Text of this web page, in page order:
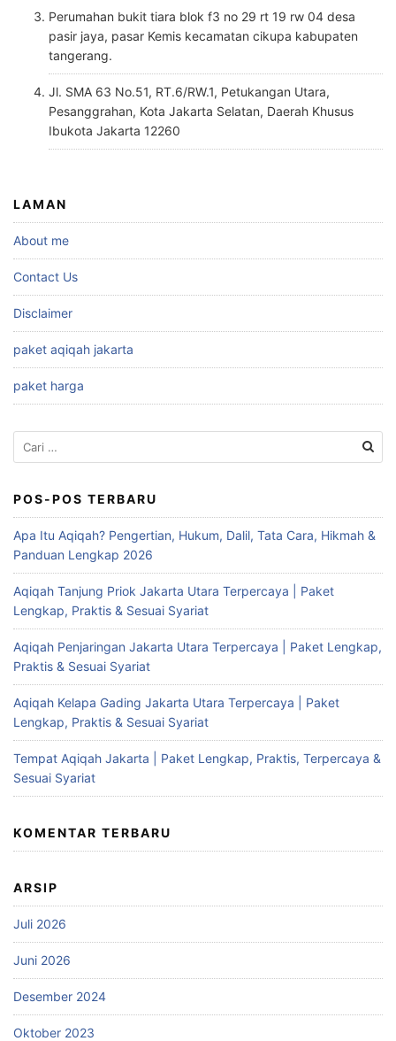
Perumahan bukit tiara blok f3 no 29 rt 19 rw 04 desa
pasir jaya, pasar Kemis kecamatan cikupa kabupaten
tangerang.
Jl. SMA 63 No.51, RT.6/RW.1, Petukangan Utara,
Pesanggrahan, Kota Jakarta Selatan, Daerah Khusus
Ibukota Jakarta 12260
LAMAN
About me
Contact Us
Disclaimer
paket aqiqah jakarta
paket harga
Cari
untuk:
POS-POS TERBARU
Apa Itu Aqiqah? Pengertian, Hukum, Dalil, Tata Cara, Hikmah &
Panduan Lengkap 2026
Aqiqah Tanjung Priok Jakarta Utara Terpercaya | Paket
Lengkap, Praktis & Sesuai Syariat
Aqiqah Penjaringan Jakarta Utara Terpercaya | Paket Lengkap,
Praktis & Sesuai Syariat
Aqiqah Kelapa Gading Jakarta Utara Terpercaya | Paket
Lengkap, Praktis & Sesuai Syariat
Tempat Aqiqah Jakarta | Paket Lengkap, Praktis, Terpercaya &
Sesuai Syariat
KOMENTAR TERBARU
ARSIP
Juli 2026
Juni 2026
Desember 2024
Oktober 2023